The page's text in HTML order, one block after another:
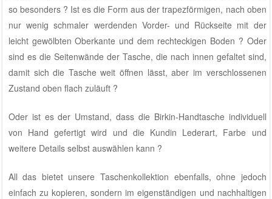
so besonders ? Ist es die Form aus der trapezförmigen, nach oben
nur wenig schmaler werdenden Vorder- und Rückseite mit der
leicht gewölbten Oberkante und dem rechteckigen Boden ? Oder
sind es die Seitenwände der Tasche, die nach innen gefaltet sind,
damit sich die Tasche weit öffnen lässt, aber im verschlossenen
Zustand oben flach zuläuft ?
Oder ist es der Umstand, dass die Birkin-Handtasche individuell
von Hand gefertigt wird und die Kundin Lederart, Farbe und
weitere Details selbst auswählen kann ?
All das bietet unsere Taschenkollektion ebenfalls, ohne jedoch
einfach zu kopieren, sondern im eigenständigen und nachhaltigen